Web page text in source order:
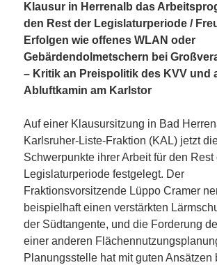
Klausur in Herrenalb das
den Rest der Legislaturperiode /
Erfolgen wie offenes WLAN oder
Gebärdendolmetschern bei
– Kritik an Preispolitik des KVV und
Abluftkamin am Karlstor
Auf einer Klausursitzung in Bad
Karlsruher-Liste-Fraktion (KAL) jetzt
Schwerpunkte ihrer Arbeit für den Rest
Legislaturperiode festgelegt. Der
Fraktionsvorsitzende Lüppo Cramer
beispielhaft einen verstärkten
der Südtangente, und die Forderung
einer anderen
Planungsstelle hat mit guten Ansätzen